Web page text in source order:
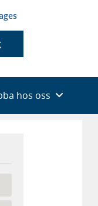
hos oss